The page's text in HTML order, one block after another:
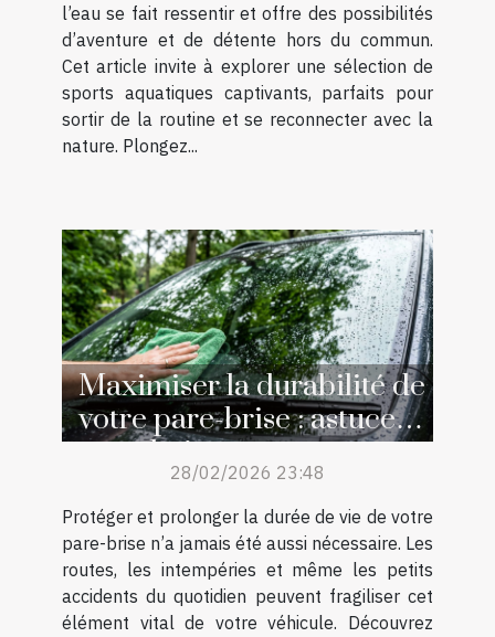
l’eau se fait ressentir et offre des possibilités
d’aventure et de détente hors du commun.
Cet article invite à explorer une sélection de
sports aquatiques captivants, parfaits pour
sortir de la routine et se reconnecter avec la
nature. Plongez...
Maximiser la durabilité de
votre pare-brise : astuces
et techniques
28/02/2026 23:48
Protéger et prolonger la durée de vie de votre
pare-brise n’a jamais été aussi nécessaire. Les
routes, les intempéries et même les petits
accidents du quotidien peuvent fragiliser cet
élément vital de votre véhicule. Découvrez